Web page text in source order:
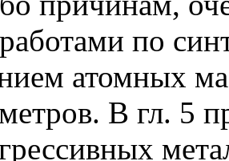
по
атомных
В гл. 5